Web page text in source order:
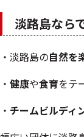
淡路島なら
・淡路島の自然を
・ 健康や食育をテ
・ チームビルディ